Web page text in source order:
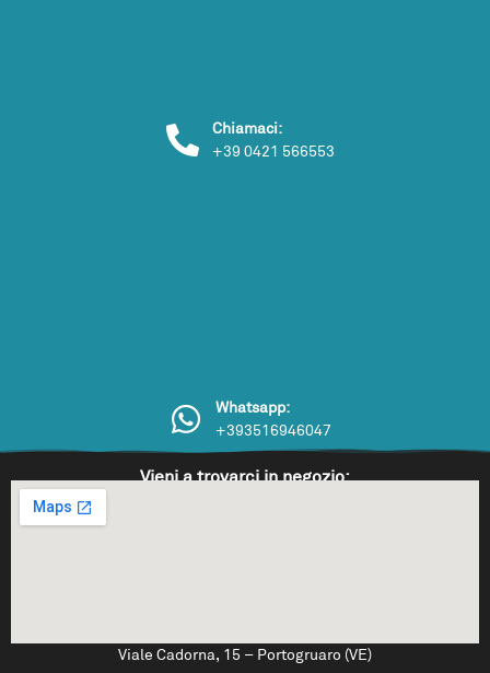
Chiamaci:
+39 0421 566553
Whatsapp:
+393516946047
Vieni a trovarci in negozio:
Viale Cadorna, 15 – Portogruaro (VE)